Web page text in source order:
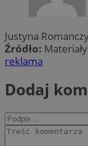
Justyna
Źródło:
reklama
Dodaj